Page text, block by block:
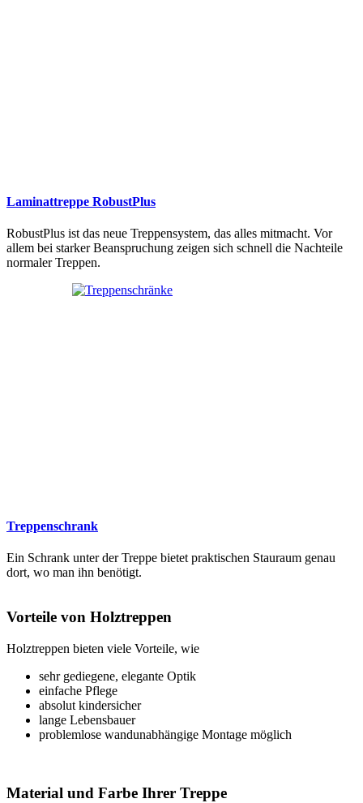
Laminattreppe RobustPlus
RobustPlus ist das neue Treppensystem, das alles mitmacht. Vor
allem bei starker Beanspruchung zeigen sich schnell die Nachteile
normaler Treppen.
Treppenschrank
Ein Schrank unter der Treppe bietet praktischen Stauraum genau
dort, wo man ihn benötigt.
Vorteile von Holztreppen
Holztreppen bieten viele Vorteile, wie
sehr gediegene, elegante Optik
einfache Pflege
absolut kindersicher
lange Lebensbauer
problemlose wandunabhängige Montage möglich
Material und Farbe Ihrer Treppe